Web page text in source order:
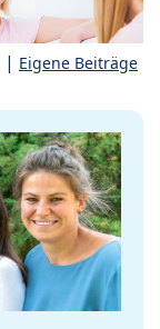
| Eigene Beiträge